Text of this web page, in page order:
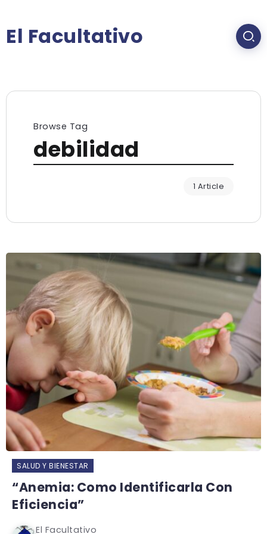
El Facultativo
Browse Tag
debilidad
1 Article
SALUD Y BIENESTAR
“Anemia: Como Identificarla Con
Eficiencia”
El Facultativo